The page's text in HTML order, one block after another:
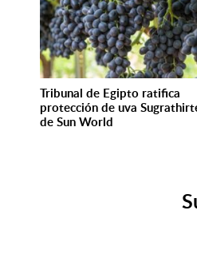
Tribunal de Egipto ratifica
protección de uva
de Sun World